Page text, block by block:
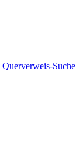
Querverweis-Suche